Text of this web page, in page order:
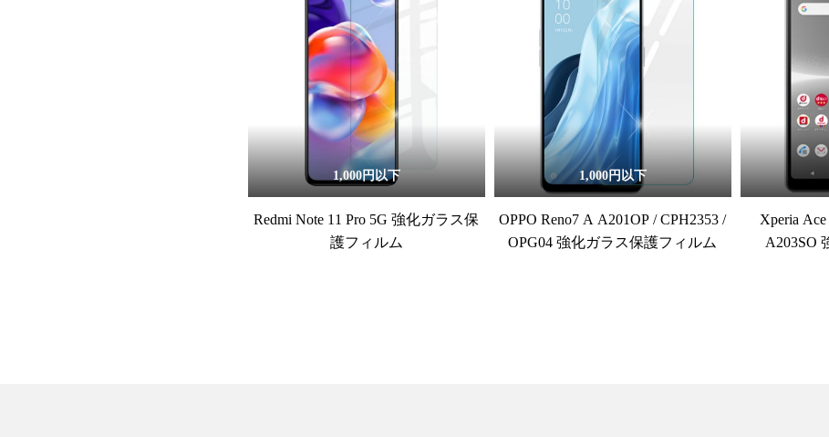
1,000円以下
Redmi Note 11 Pro 5G 強化ガラス保
護フィルム
1,000円以下
OPPO Reno7 A A201OP / CPH2353 /
OPG04 強化ガラス保護フィルム
Xperia
A203SO